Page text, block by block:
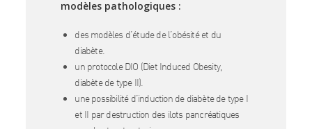
modèles pathologiques :
des modèles d’étude de l’obésité et du
diabète.
un protocole DIO (Diet Induced Obesity,
diabète de type II).
une possibilité d’induction de diabète de type I
et II par destruction des ilots pancréatiques